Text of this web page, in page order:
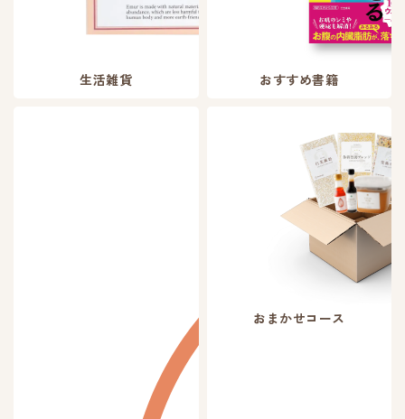
生活雑貨 おすすめ書籍
おまかせコース